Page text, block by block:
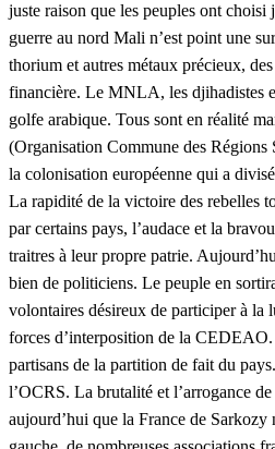
juste raison que les peuples ont choisi
guerre au nord Mali n’est point une
thorium et autres métaux précieux,
financière. Le MNLA, les djihadistes
golfe arabique. Tous sont en réalité
(Organisation Commune des Régions
la colonisation européenne qui a
La rapidité de la victoire des rebelles
par certains pays, l’audace et la
traitres à leur propre patrie.
bien de politiciens. Le peuple en
volontaires désireux de participer à la
forces d’interposition de la
partisans de la partition de fait du
l’OCRS. La brutalité et l’arrogance
aujourd’hui que la France de